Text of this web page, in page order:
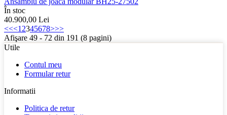
În stoc
40.900,00 Lei
<<<1 2345678>>>
Afişare 49 - 72 din 191 (8 pagini)
Utile
Contul meu
Formular retur
Informatii
Politica de retur